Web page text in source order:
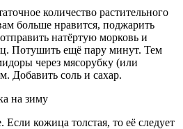
количество растительного
больше нравится, поджарить
натёртую морковь и
Потушить ещё пару минут. Тем
через мясорубку (или
Добавить соль и сахар.
Если кожица толстая, то её следует